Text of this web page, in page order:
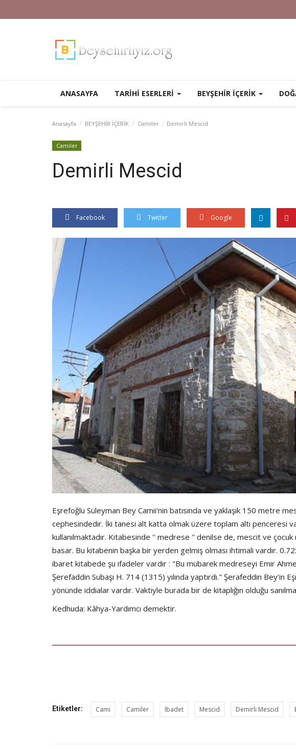
ANASAYFA TARİHİ ESERLERİ BEYŞEHİR İÇERİK
Anasayfa BEYŞEHİR İÇERİK Camiler Demirli Mescid
Camiler
Demirli Mescid
Facebook Twitter Google
Eşrefoğlu Süleyman Bey Camii'nin batısında ve yaklaşık 150 metre
cephesindedir. İki tanesi alt katta olmak üzere toplam altı penceresi
kullanılmaktadır. Kitabesinde '' medrese '' denilse de, mescit ve çocuk
basar. Bu kitabenin başka bir yerden gelmiş olması ihtimali vardır.
ibaret kitabede şu ifadeler vardır : "Bu mübarek medreseyi Emir
Şerefaddin Subaşı H. 714 (1315) yılında yaptırdı." Şerafeddin Bey'in
yönünde iddialar vardır. Vaktiyle burada bir de kitaplığın olduğu
Kedhuda: Kâhya-Yardımcı demektir.
Etiketler: Cami Camiler İbadet Mescid Demirli Mescid